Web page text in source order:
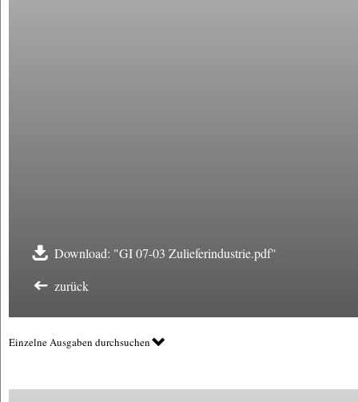
Download: "GI 07-03 Zulieferindustrie.pdf"
zurück
Einzelne Ausgaben durchsuchen